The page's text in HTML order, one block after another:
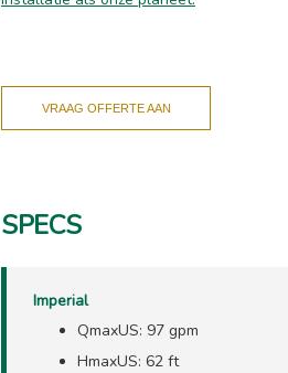
VRAAG OFFERTE AAN
SPECS
Imperial
QmaxUS: 97 gpm
HmaxUS: 62 ft